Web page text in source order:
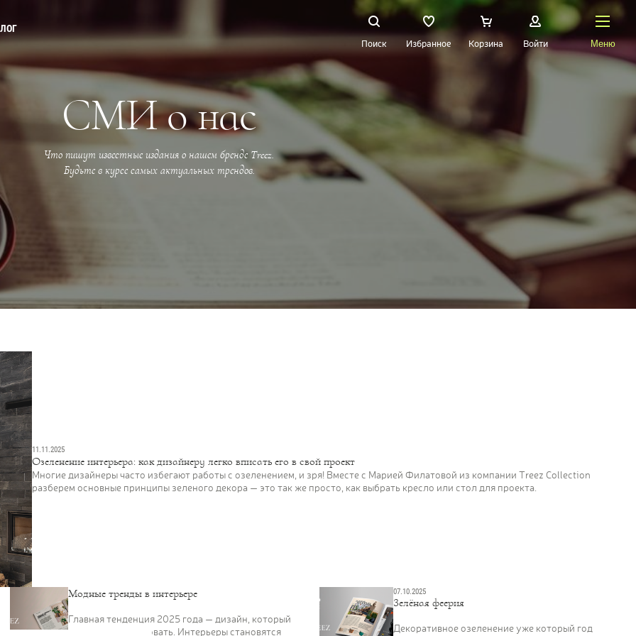
Поиск Избранное Корзина Войти Меню
О Treez
Вопросы и ответы
Контакты
Идеи
НАЙТИ
СМИ о нас
Что пишут известные издания о нашем бренде Treez.
Будьте в курсе самых актуальных трендов.
11.11.2025
Озеленение интерьера: как дизайнеру легко вписать его в свой проект
Многие дизайнеры часто избегают работы с озеленением, и зря! Вместе с Марией Филатовой из компании Treez Collection
разберем основные принципы зеленого декора — это так же просто, как выбрать кресло или стол для проекта.
Модные тренды в интерьере
Главная тенденция 2025 года — дизайн, который
хочется почувствовать. Интерьеры становятся
07.10.2025
Зелёная феерия
Декоративное озеленение уже который год